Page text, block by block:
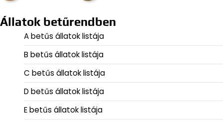
Állatok betűrendben
A betűs állatok listája
B betűs állatok listája
C betűs állatok listája
D betűs állatok listája
E betűs állatok listája